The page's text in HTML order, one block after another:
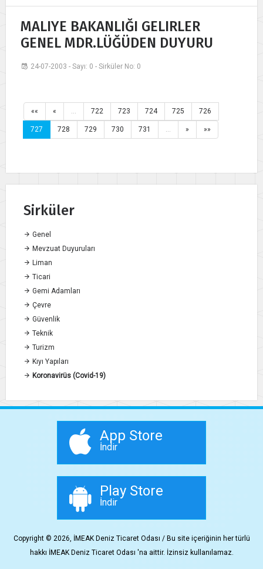
MALIYE BAKANLIĞI GELIRLER
GENEL MDR.LÜĞÜDEN DUYURU
24-07-2003 - Sayı: 0 - Sirküler No: 0
«« « 722 723 724 725 726
727 728 729 730 731 » »»
Sirküler
Genel
Mevzuat Duyuruları
Liman
Ticari
Gemi Adamları
Çevre
Güvenlik
Teknik
Turizm
Kıyı Yapıları
Koronavirüs (Covid-19)
App Store
İndir
Play Store
İndir
Copyright © 2026, İMEAK Deniz Ticaret Odası / Bu site içeriğinin her türlü
hakkı İMEAK Deniz Ticaret Odası 'na aittir. İzinsiz kullanılamaz.